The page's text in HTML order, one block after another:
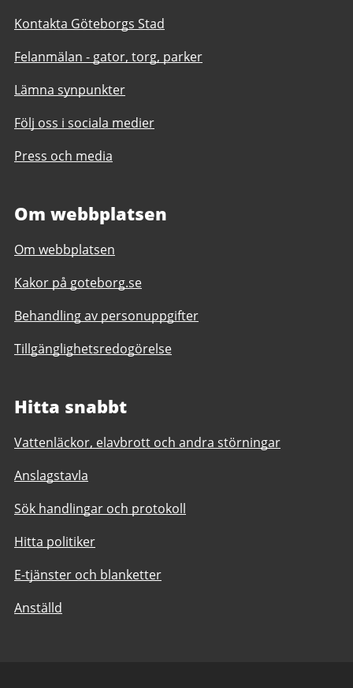
Kontakta Göteborgs Stad
Felanmälan - gator, torg, parker
Lämna synpunkter
Följ oss i sociala medier
Press och media
Om webbplatsen
Om webbplatsen
Kakor på goteborg.se
Behandling av personuppgifter
Tillgänglighetsredogörelse
Hitta snabbt
Vattenläckor, elavbrott och andra störningar
Anslagstavla
Sök handlingar och protokoll
Hitta politiker
E-tjänster och blanketter
Anställd